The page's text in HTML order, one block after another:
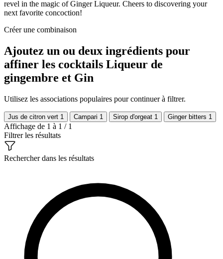
revel in the magic of Ginger Liqueur. Cheers to discovering your
next favorite concoction!
Créer une combinaison
Ajoutez un ou deux ingrédients pour
affiner les cocktails Liqueur de
gingembre et Gin
Utilisez les associations populaires pour continuer à filtrer.
Jus de citron vert 1 Campari 1 Sirop d'orgeat 1 Ginger bitters 1
Affichage de 1 à 1 / 1
Filtrer les résultats
Rechercher dans les résultats